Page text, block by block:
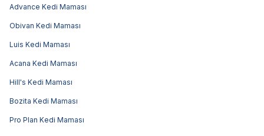
Advance Kedi Maması
Obivan Kedi Maması
Luis Kedi Maması
Acana Kedi Maması
Hill's Kedi Maması
Bozita Kedi Maması
Pro Plan Kedi Maması